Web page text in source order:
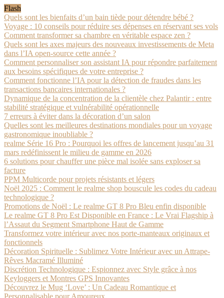
Flash
Quels sont les bienfaits d’un bain tiède pour détendre bébé ?
Voyage : 10 conseils pour réduire ses dépenses en réservant ses vols
Comment transformer sa chambre en véritable espace zen ?
Quels sont les axes majeurs des nouveaux investissements de Meta
dans l’IA open-source cette année ?
Comment personnaliser son assistant IA pour répondre parfaitement
aux besoins spécifiques de votre entreprise ?
Comment fonctionne l’IA pour la détection de fraudes dans les
transactions bancaires internationales ?
Dynamique de la concentration de la clientèle chez Palantir : entre
stabilité stratégique et vulnérabilité opérationnelle
7 erreurs à éviter dans la décoration d’un salon
Quelles sont les meilleures destinations mondiales pour un voyage
gastronomique inoubliable ?
realme Série 16 Pro : Pourquoi les offres de lancement jusqu’au 31
mars redéfinissent le milieu de gamme en 2026
6 solutions pour chauffer une pièce mal isolée sans exploser sa
facture
PPM Multicorde pour projets résistants et légers
Noël 2025 : Comment le realme shop bouscule les codes du cadeau
technologique ?
Promotions de Noël : Le realme GT 8 Pro Bleu enfin disponible
Le realme GT 8 Pro Est Disponible en France : Le Vrai Flagship à
l’Assaut du Segment Smartphone Haut de Gamme
Transformez votre intérieur avec nos porte-manteaux originaux et
fonctionnels
Décoration Spirituelle : Sublimez Votre Intérieur avec un Attrape-
Rêves Macramé Illuminé
Discrétion Technologique : Espionnez avec Style grâce à nos
Keyloggers et Montres GPS Innovantes
Découvrez le Mug ‘Love’ : Un Cadeau Romantique et
Personnalisable pour Amoureux